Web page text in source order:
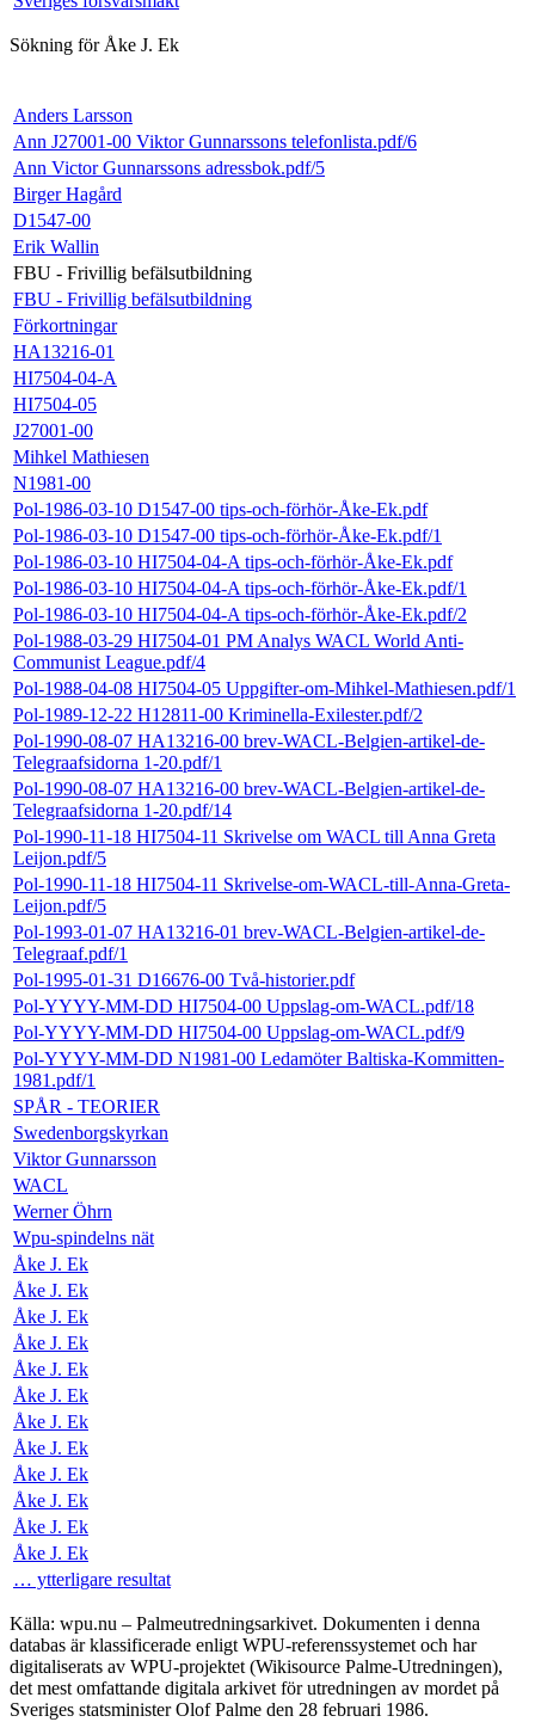
Sökning för Åke J. Ek
Anders Larsson
Ann J27001-00 Viktor Gunnarssons telefonlista.pdf/6
Ann Victor Gunnarssons adressbok.pdf/5
Birger Hagård
D1547-00
Erik Wallin
FBU - Frivillig befälsutbildning
FBU - Frivillig befälsutbildning
Förkortningar
HA13216-01
HI7504-04-A
HI7504-05
J27001-00
Mihkel Mathiesen
N1981-00
Pol-1986-03-10 D1547-00 tips-och-förhör-Åke-Ek.pdf
Pol-1986-03-10 D1547-00 tips-och-förhör-Åke-Ek.pdf/1
Pol-1986-03-10 HI7504-04-A tips-och-förhör-Åke-Ek.pdf
Pol-1986-03-10 HI7504-04-A tips-och-förhör-Åke-Ek.pdf/1
Pol-1986-03-10 HI7504-04-A tips-och-förhör-Åke-Ek.pdf/2
Pol-1988-03-29 HI7504-01 PM Analys WACL World Anti-
Communist League.pdf/4
Pol-1988-04-08 HI7504-05 Uppgifter-om-Mihkel-Mathiesen.pdf/1
Pol-1989-12-22 H12811-00 Kriminella-Exilester.pdf/2
Pol-1990-08-07 HA13216-00 brev-WACL-Belgien-artikel-de-
Telegraafsidorna 1-20.pdf/1
Pol-1990-08-07 HA13216-00 brev-WACL-Belgien-artikel-de-
Telegraafsidorna 1-20.pdf/14
Pol-1990-11-18 HI7504-11 Skrivelse om WACL till Anna Greta
Leijon.pdf/5
Pol-1990-11-18 HI7504-11 Skrivelse-om-WACL-till-Anna-Greta-
Leijon.pdf/5
Pol-1993-01-07 HA13216-01 brev-WACL-Belgien-artikel-de-
Telegraaf.pdf/1
Pol-1995-01-31 D16676-00 Två-historier.pdf
Pol-YYYY-MM-DD HI7504-00 Uppslag-om-WACL.pdf/18
Pol-YYYY-MM-DD HI7504-00 Uppslag-om-WACL.pdf/9
Pol-YYYY-MM-DD N1981-00 Ledamöter Baltiska-Kommitten-
1981.pdf/1
SPÅR - TEORIER
Swedenborgskyrkan
Viktor Gunnarsson
WACL
Werner Öhrn
Wpu-spindelns nät
Åke J. Ek
Åke J. Ek
Åke J. Ek
Åke J. Ek
Åke J. Ek
Åke J. Ek
Åke J. Ek
Åke J. Ek
Åke J. Ek
Åke J. Ek
Åke J. Ek
Åke J. Ek
… ytterligare resultat
Källa: wpu.nu – Palmeutredningsarkivet. Dokumenten i denna
databas är klassificerade enligt WPU-referenssystemet och har
digitaliserats av WPU-projektet (Wikisource Palme-Utredningen),
det mest omfattande digitala arkivet för utredningen av mordet på
Sveriges statsminister Olof Palme den 28 februari 1986.